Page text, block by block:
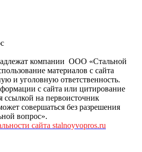
компании ООО «Стальной
материалов с сайта
и уголовную ответственность.
с сайта или цитирование
ссылкой на первоисточник
совершаться без разрешения
вопрос».
сайта stalnoyvopros.ru